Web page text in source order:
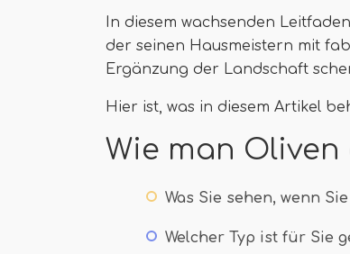
In diesem wachsenden
der seinen Hausmeistern mit
Ergänzung der Landschaft
Hier ist, was in diesem Artikel
Wie man
Was Sie sehen, wenn
Welcher Typ ist für Sie